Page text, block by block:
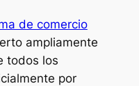
de comercio
ampliamente
todos los
por